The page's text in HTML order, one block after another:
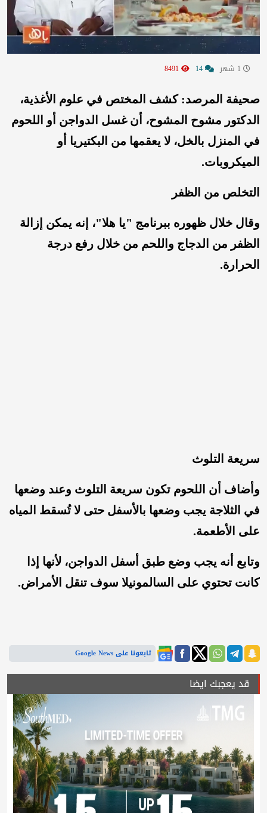
صحيفة المرصد: كشف المختص في علوم الأغذية،
الدكتور مشوح المشوح، أن غسل الدواجن أو اللحوم
في المنزل بالخل، لا يعقمها من البكتيريا أو
الميكروبات.
التخلص من الظفر
وقال خلال ظهوره ببرنامج "يا هلا"، إنه يمكن إزالة
الظفر من الدجاج واللحم من خلال رفع درجة
الحرارة.
سريعة التلوث
وأضاف أن اللحوم تكون سريعة التلوث وعند وضعها
في الثلاجة يجب وضعها بالأسفل حتى لا تُسقط المياه
على الأطعمة.
وتابع أنه يجب وضع طبق أسفل الدواجن، لأنها إذا
كانت تحتوي على السالمونيلا سوف تنقل الأمراض.
تابعونا على Google News
قد يعجبك ايضا